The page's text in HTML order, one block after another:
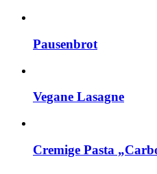
Pausenbrot
Vegane Lasagne
Cremige Pasta